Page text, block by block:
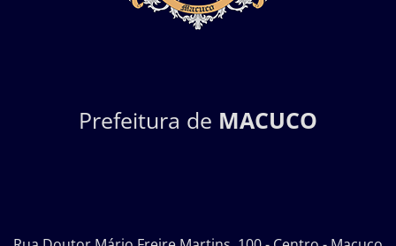
Prefeitura de MACUCO